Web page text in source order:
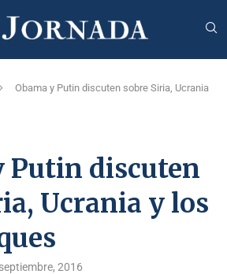
Obama y Putin discuten sobre Siria, Ucrania
Putin discuten
Ucrania y los
2016